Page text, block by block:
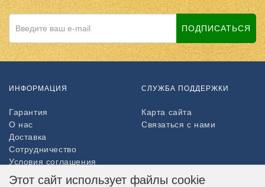
ПОДПИСАТЬСЯ
ИНФОРМАЦИЯ
Гарантия
О нас
Доставка
Сотрудничество
Условия соглашения
Возврат товара
СЛУЖБА ПОДДЕРЖКИ
Карта сайта
Связаться с нами
Этот сайт использует файлы cookie